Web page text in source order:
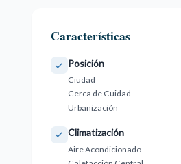
Características
Posición
Ciudad
Cerca de Cuidad
Urbanización
Climatización
Aire Acondicionado